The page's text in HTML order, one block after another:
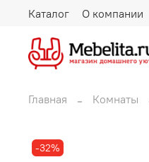
Каталог О компании
Главная Комнаты
-32%